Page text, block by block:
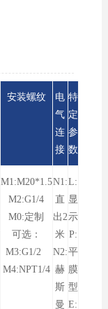
安装螺纹
电
气
连
接
特
定
参
数
M1:M20*1.5
M2:G1/4
M0:定制
可选：
M3:G1/2
M4:NPT1/4
N1:
直
出2
米
N2:
赫
斯
曼
L:
显
示
P:
平
膜
型
E: